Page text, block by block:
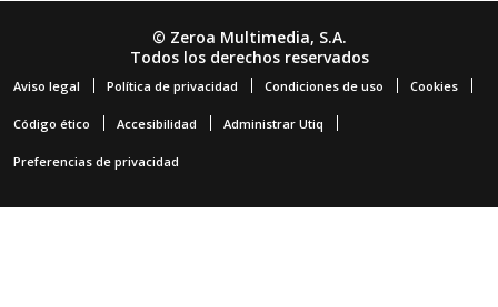
© Zeroa Multimedia, S.A.
Todos los derechos reservados
Aviso legal Política de privacidad Condiciones de uso Cookies
Código ético Accesibilidad Administrar Utiq
Preferencias de privacidad